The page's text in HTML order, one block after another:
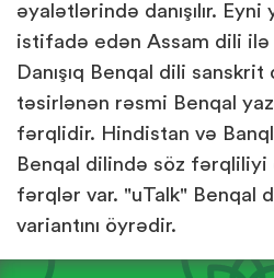
əyalətlərində danışılır. Eyni
istifadə edən Assam dili ilə
Danışıq Benqal dili
təsirlənən rəsmi Benqal
fərqlidir. Hindistan və
Benqal dilində söz fərqliliyi
fərqlər var. "uTalk" Benqal
variantını öyrədir.